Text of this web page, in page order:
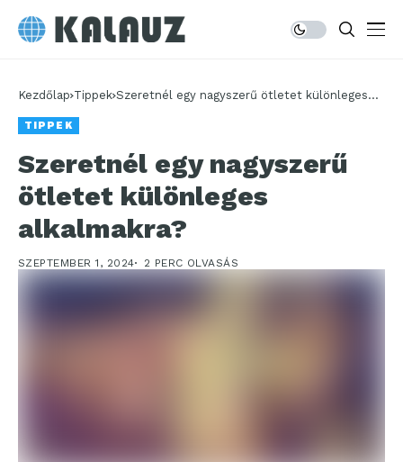
Kezdőlap Tippek Szeretnél egy nagyszerű ötletet különleges
TIPPEK
Szeretnél egy nagyszerű
ötletet különleges
alkalmakra?
SZEPTEMBER 1, 2024 2 PERC OLVASÁS